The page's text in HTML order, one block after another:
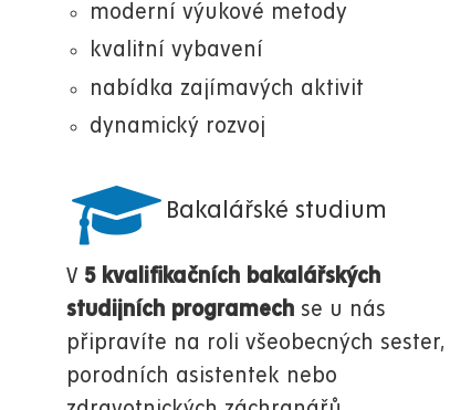
moderní výukové metody
kvalitní vybavení
nabídka zajímavých aktivit
dynamický rozvoj
Bakalářské studium
V 5 kvalifikačních bakalářských
studijních programech se u nás
připravíte na roli všeobecných sester,
porodních asistentek nebo